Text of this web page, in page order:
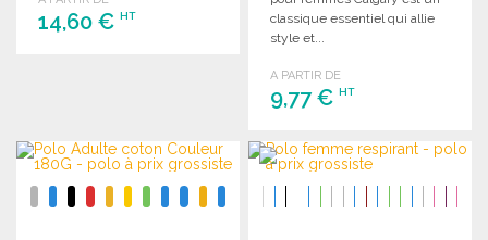
14,60 € HT
classique essentiel qui allie
style et...
A PARTIR DE
9,77 €HT
COMMANDER